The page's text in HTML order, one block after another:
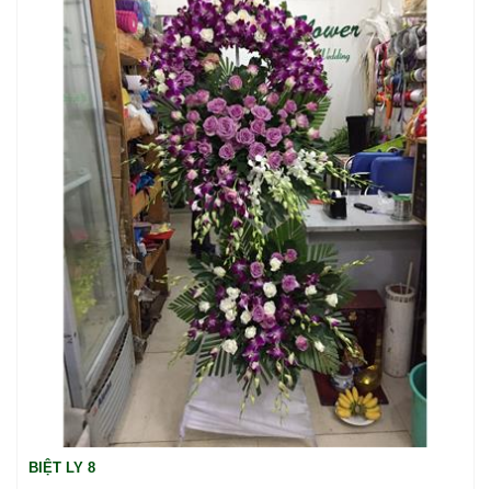
BIỆT LY 8